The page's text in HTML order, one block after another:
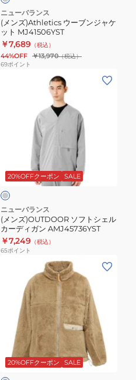
ケ
ッ
ト
MJ41506YST
ニューバランス
(メンズ)Athletics ウーブンジャケ
ット MJ41506YST
￥7,689 （税込）
44%OFF ￥13,970（税込）
69ポイント
ズ)OUTDOOR
ェ
ル
カ
ー
デ
ィ
AMJ45736YST
20%OFFクーポン SALE
ニューバランス
(メンズ)OUTDOOR ソフトシェル
カーディガン AMJ45736YST
￥7,249 （税込）
65ポイント
ミ
ッ
20%OFFクーポン SALE